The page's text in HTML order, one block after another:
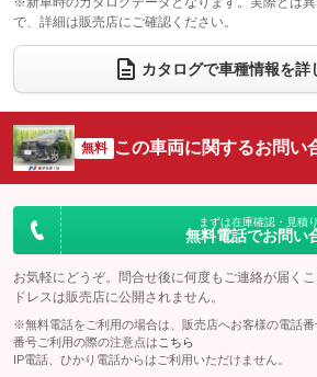
ウォークスルー
：装備なし
電動リアゲート フロ
：装
：装備なし ：装
サイドカメラ
：装備あり ルー
：装
：装備なし
：装
で、詳細は販売店にご確認ください。
カタログで車種情報を詳
無料 この車両に関するお問い
まずは在庫確認・見積
無料電話でお問い
お気軽にどうぞ。問合せ後に何度もご連絡が届く
ドレスは販売店に公開されません。
※無料電話をご利用の場合は、販売店へお客様の電話
番号ご利用の際の注意点は こちら
IP電話、ひかり電話からはご利用いただけません。